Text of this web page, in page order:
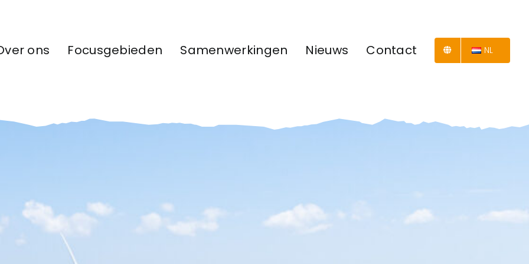
ons Focusgebieden Samenwerkingen Nieuws Contact NL